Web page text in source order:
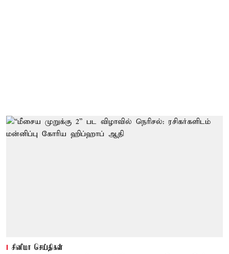
சினிமா செய்திகள்